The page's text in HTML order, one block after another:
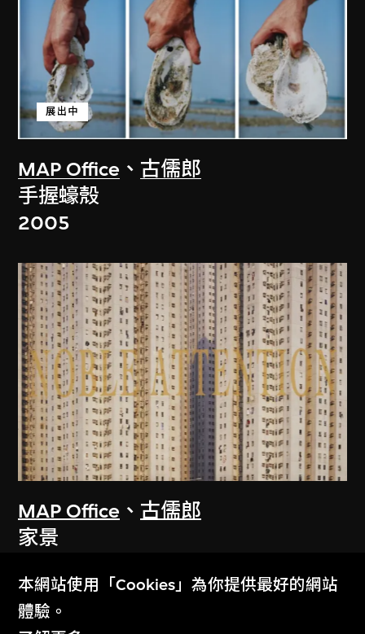
MAP Office 、 古儒郎
展出中
手握蠔殼
2005
MAP Office 、 古儒郎
家景
本網站使用「Cookies」為你提供最好的網站
體驗。